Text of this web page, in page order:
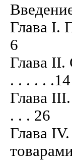
Глава I.
6
Глава II.
. . . . . .14
Глава
. . . 26
Глава